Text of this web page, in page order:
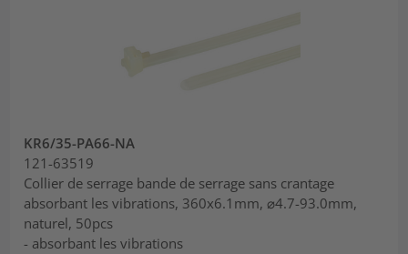
KR6/35-PA66-NA
121-63519
Collier de serrage bande de serrage sans crantage
absorbant les vibrations, 360x6.1mm, ⌀4.7-93.0mm,
naturel, 50pcs
- absorbant les vibrations